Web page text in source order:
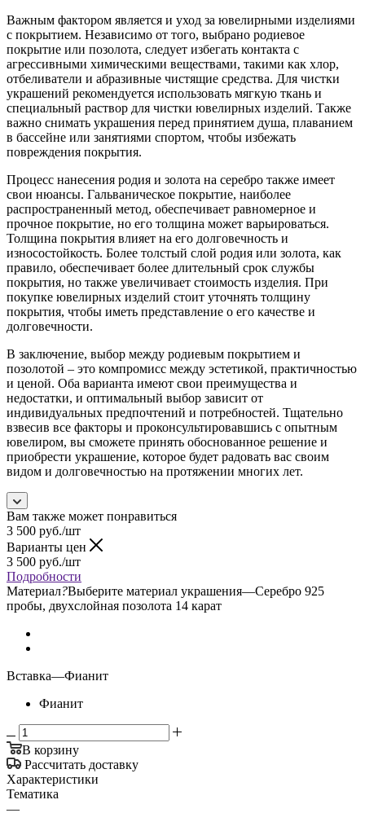
Важным фактором является и уход за ювелирными изделиями
с покрытием. Независимо от того, выбрано родиевое
покрытие или позолота, следует избегать контакта с
агрессивными химическими веществами, такими как хлор,
отбеливатели и абразивные чистящие средства. Для чистки
украшений рекомендуется использовать мягкую ткань и
специальный раствор для чистки ювелирных изделий. Также
важно снимать украшения перед принятием душа, плаванием
в бассейне или занятиями спортом, чтобы избежать
повреждения покрытия.
Процесс нанесения родия и золота на серебро также имеет
свои нюансы. Гальваническое покрытие, наиболее
распространенный метод, обеспечивает равномерное и
прочное покрытие, но его толщина может варьироваться.
Толщина покрытия влияет на его долговечность и
износостойкость. Более толстый слой родия или золота, как
правило, обеспечивает более длительный срок службы
покрытия, но также увеличивает стоимость изделия. При
покупке ювелирных изделий стоит уточнять толщину
покрытия, чтобы иметь представление о его качестве и
долговечности.
В заключение, выбор между родиевым покрытием и
позолотой – это компромисс между эстетикой, практичностью
и ценой. Оба варианта имеют свои преимущества и
недостатки, и оптимальный выбор зависит от
индивидуальных предпочтений и потребностей. Тщательно
взвесив все факторы и проконсультировавшись с опытным
ювелиром, вы сможете принять обоснованное решение и
приобрести украшение, которое будет радовать вас своим
видом и долговечностью на протяжении многих лет.
Вам также может понравиться
3 500 руб./шт
Варианты цен
3 500 руб./шт
Подробности
Материал?Выберите материал украшения—Серебро 925
пробы, двухслойная позолота 14 карат
Вставка—Фианит
Фианит
В корзину
Рассчитать доставку
Характеристики
Тематика
—